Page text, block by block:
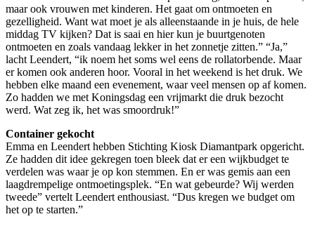
maar ook vrouwen met kinderen. Het gaat om ontmoeten en
gezelligheid. Want wat moet je als alleenstaande in je huis, de hele
middag TV kijken? Dat is saai en hier kun je buurtgenoten
ontmoeten en zoals vandaag lekker in het zonnetje zitten.” “Ja,”
lacht Leendert, “ik noem het soms wel eens de rollatorbende. Maar
er komen ook anderen hoor. Vooral in het weekend is het druk. We
hebben elke maand een evenement, waar veel mensen op af komen.
Zo hadden we met Koningsdag een vrijmarkt die druk bezocht
werd. Wat zeg ik, het was smoordruk!”
Container gekocht
Emma en Leendert hebben Stichting Kiosk Diamantpark opgericht.
Ze hadden dit idee gekregen toen bleek dat er een wijkbudget te
verdelen was waar je op kon stemmen. En er was gemis aan een
laagdrempelige ontmoetingsplek. “En wat gebeurde? Wij werden
tweede” vertelt Leendert enthousiast. “Dus kregen we budget om
het op te starten.”